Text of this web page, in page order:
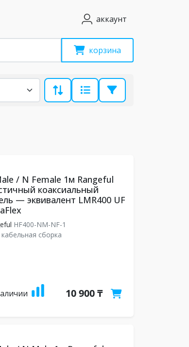
аккаунт
корзина
/ N Female 1м Rangeful
коаксиальный
— эквивалент LMR400 UF
HF400-NM-NF-1
кабельная сборка
10 900 ₸